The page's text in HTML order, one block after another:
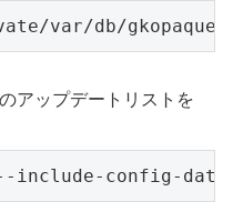
var/db/
アップデートリストを
include-config-data